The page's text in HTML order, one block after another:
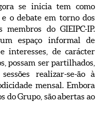
se inicia tem como
o debate em torno dos
do GIEIPC-IP.
espaço informal de
interesses, de carácter
possam ser partilhados,
realizar-se-ão à
mensal. Embora
do Grupo, são abertas ao